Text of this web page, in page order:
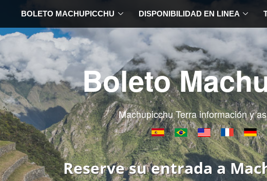
BOLETO MACHUPICCHU DISPONIBILIDAD EN LINEA
Boleto
Machupicchu Terra información y
Reserve su entrada a